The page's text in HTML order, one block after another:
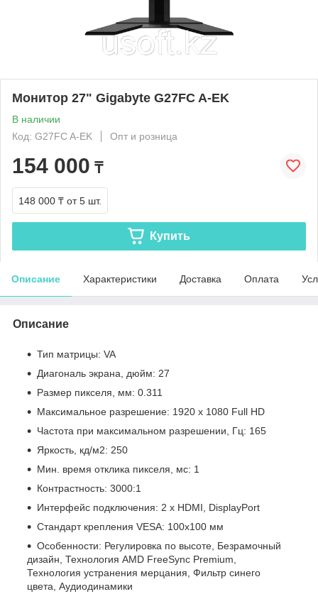
Монитор 27" Gigabyte G27FC A-EK
В наличии
Код: G27FC A-EK
Опт и розница
154 000 ₸
148 000 ₸ от 5 шт.
Купить
Описание Характеристики Доставка Оплата
Описание
Тип матрицы: VA
Диагональ экрана, дюйм: 27
Размер пикселя, мм: 0.311
Максимальное разрешение: 1920 x 1080 Full HD
Частота при максимальном разрешении, Гц: 165
Яркость, кд/м2: 250
Мин. время отклика пикселя, мс: 1
Контрастность: 3000:1
Интерфейс подключения: 2 x HDMI, DisplayPort
Стандарт крепления VESA: 100x100 мм
Особенности: Регулировка по высоте, Безрамочный
дизайн, Технология AMD FreeSync Premium,
Технология устранения мерцания, Фильтр синего
цвета, Аудиодинамики